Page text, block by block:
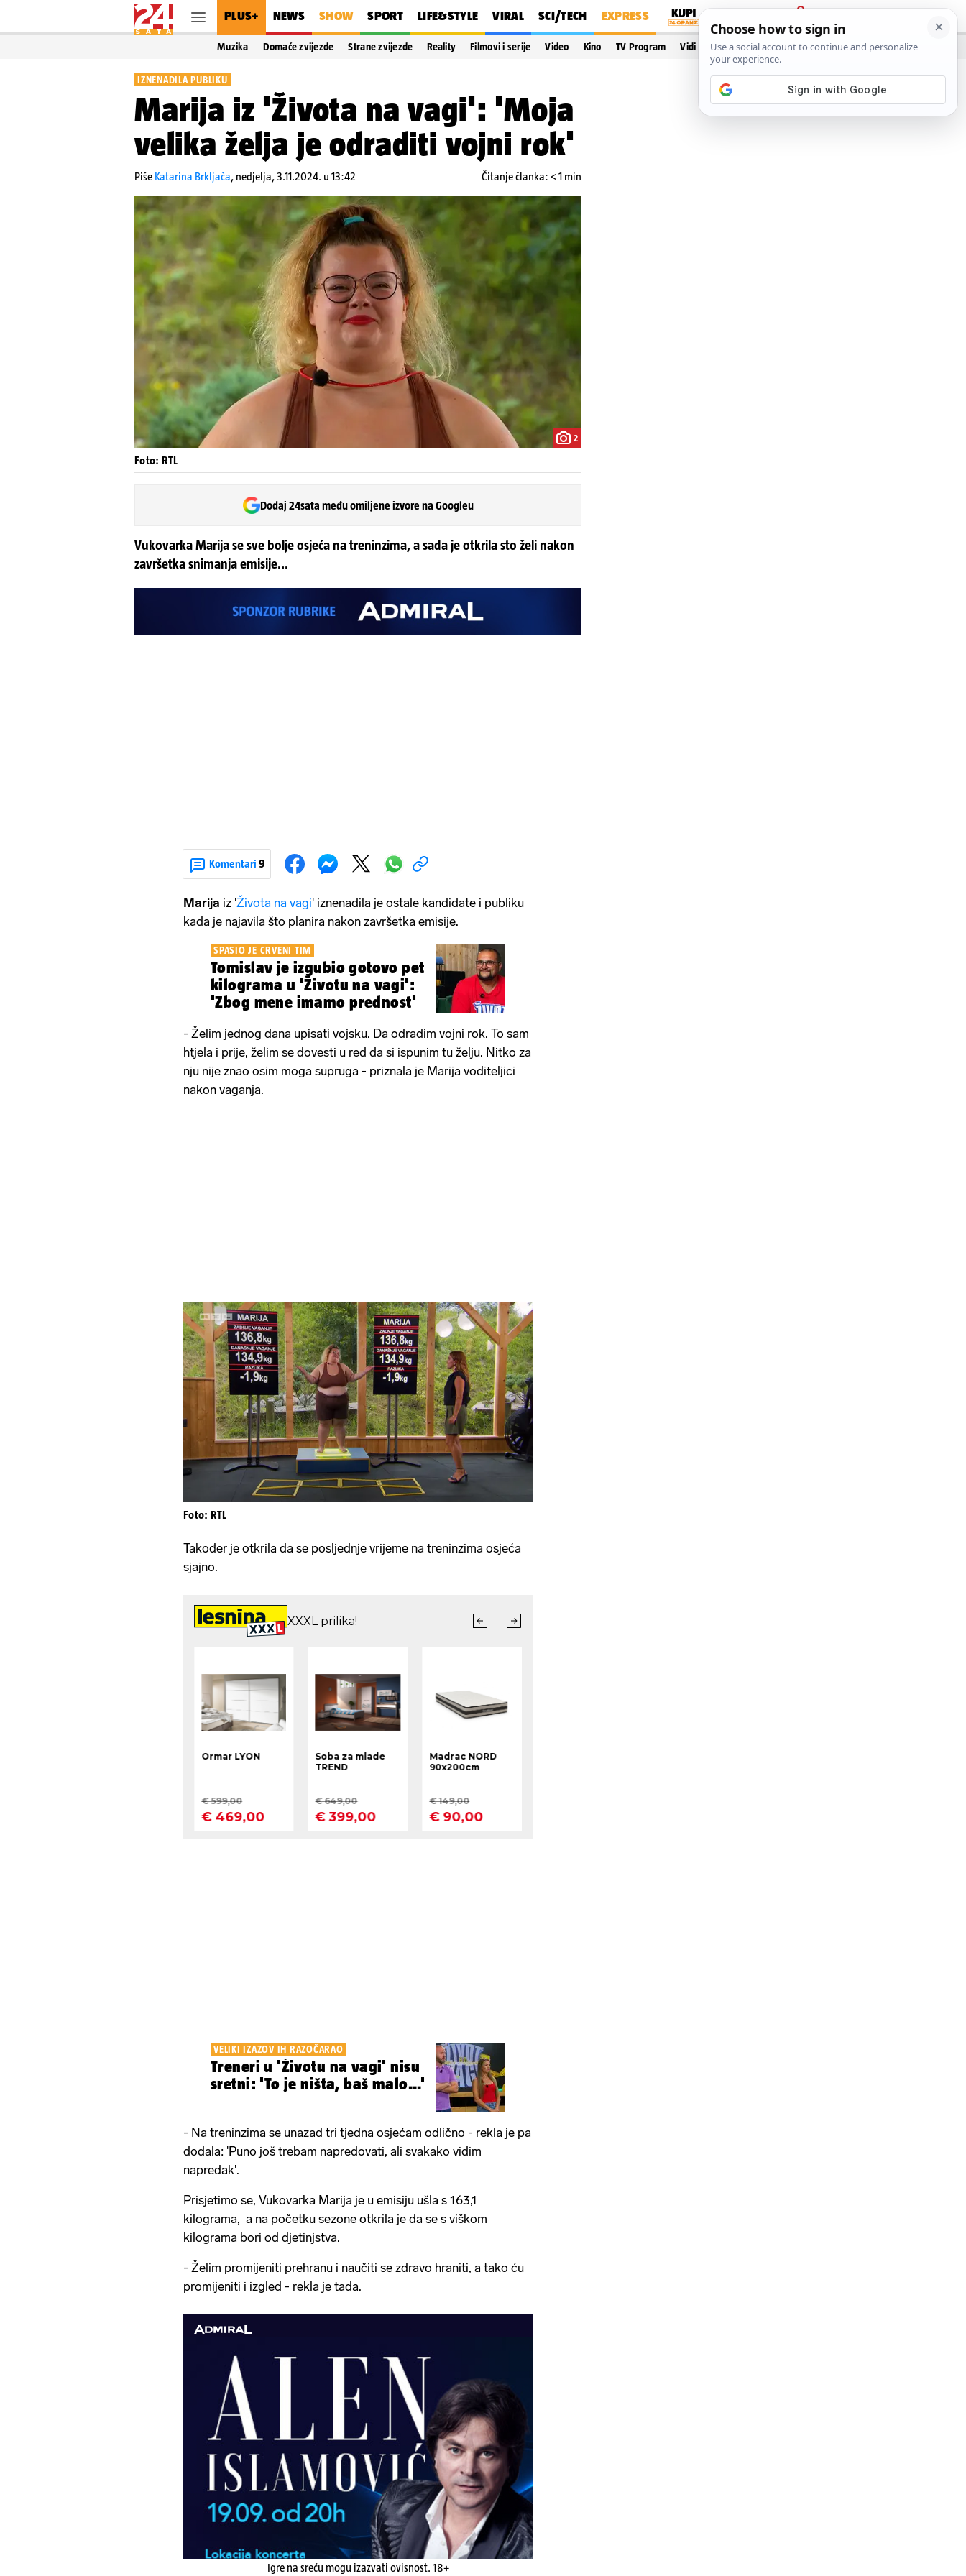
PLUS+ NEWS SHOW SPORT LIFE&STYLE VIRAL SCI/TECH EXPRESS
PRIJAVA
Muzika Domaće zvijezde Strane zvijezde Reality Filmovi i serije Video Kino TV Program Vidi još…
IZNENADILA PUBLIKU
Marija iz 'Života na vagi': 'Moja
velika želja je odraditi vojni rok'
Piše Katarina Brkljača, nedjelja, 3.11.2024. u 13:42 Čitanje članka: < 1 min
2
Foto: RTL
Dodaj 24sata među omiljene izvore na Googleu
Vukovarka Marija se sve bolje osjeća na treninzima, a sada je otkrila sto želi nakon
završetka snimanja emisije...
Komentari 9
Marija iz 'Života na vagi' iznenadila je ostale kandidate i publiku
kada je najavila što planira nakon završetka emisije.
SPASIO JE CRVENI TIM
Tomislav je izgubio gotovo pet
kilograma u 'Životu na vagi':
'Zbog mene imamo prednost'
- Želim jednog dana upisati vojsku. Da odradim vojni rok. To sam
htjela i prije, želim se dovesti u red da si ispunim tu želju. Nitko za
nju nije znao osim moga supruga - priznala je Marija voditeljici
nakon vaganja.
Foto: RTL
Također je otkrila da se posljednje vrijeme na treninzima osjeća
sjajno.
VELIKI IZAZOV IH RAZOČARAO
Treneri u 'Životu na vagi' nisu
sretni: 'To je ništa, baš malo...'
- Na treninzima se unazad tri tjedna osjećam odlično - rekla je pa
dodala: 'Puno još trebam napredovati, ali svakako vidim
napredak'.
Prisjetimo se, Vukovarka Marija je u emisiju ušla s 163,1
kilograma, a na početku sezone otkrila je da se s viškom
kilograma bori od djetinjstva.
- Želim promijeniti prehranu i naučiti se zdravo hraniti, a tako ću
promijeniti i izgled - rekla je tada.
Igre na sreću mogu izazvati ovisnost. 18+